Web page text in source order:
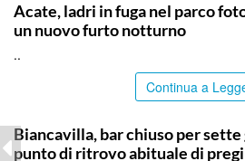
Acate, ladri in fuga nel parco
un nuovo furto notturno
..
Continua a
Biancavilla, bar chiuso per
punto di ritrovo abituale di